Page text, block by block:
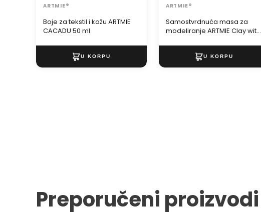
Boje za tekstil i kožu ARTMIE
CACADU 50 ml
ARTMIE®
Samostvrdnuća masa za
modeliranje ARTMIE Clay with
ARTMIE®
Preporučeni proizvodi